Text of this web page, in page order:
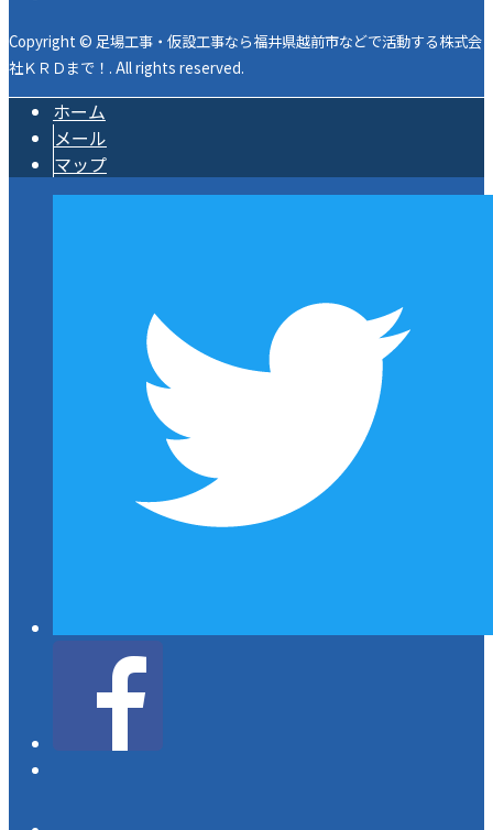
Copyright © 足場工事・仮設工事なら福井県越前市などで活動する株式会
社ＫＲＤまで！. All rights reserved.
ホーム
メール
マップ